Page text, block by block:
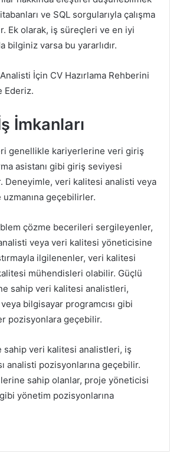
ve SQL sorgularıyla çalışma
Ek olarak, iş süreçleri ve en iyi
bilginiz varsa bu yararlıdır.
İçin CV Hazırlama Rehberini
Ederiz.
İmkanları
genellikle kariyerlerine veri giriş
asistanı gibi giriş seviyesi
Deneyimle, veri kalitesi analisti veya
geçebilirler.
çözme becerileri sergileyenler,
veya veri kalitesi yöneticisine
ilgilenenler, veri kalitesi
mühendisleri olabilir. Güçlü
sahip veri kalitesi analistleri,
bilgisayar programcısı gibi
pozisyonlara geçebilir.
sahip veri kalitesi analistleri, iş
analisti pozisyonlarına geçebilir.
sahip olanlar, proje yöneticisi
yönetim pozisyonlarına